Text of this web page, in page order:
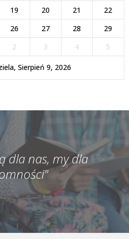
19 20 21
22
26 27 28
29
2 3 4 5
Sierpień 9, 2026
dla nas, my dla